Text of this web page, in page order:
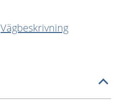
Vägbeskrivning